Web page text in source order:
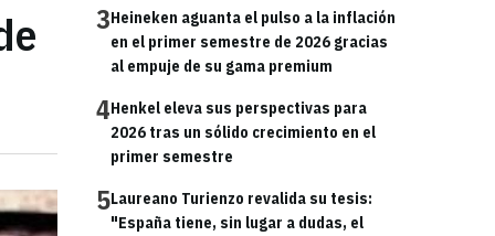
3Heineken aguanta el pulso a la inflación
en el primer semestre de 2026 gracias
al empuje de su gama premium
4Henkel eleva sus perspectivas para
2026 tras un sólido crecimiento en el
primer semestre
5Laureano Turienzo revalida su tesis:
"España tiene, sin lugar a dudas, el